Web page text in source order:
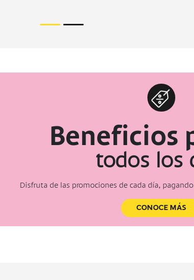
Beneficios
todos los
Disfruta de las promociones de cada día,
CONOCE MÁS